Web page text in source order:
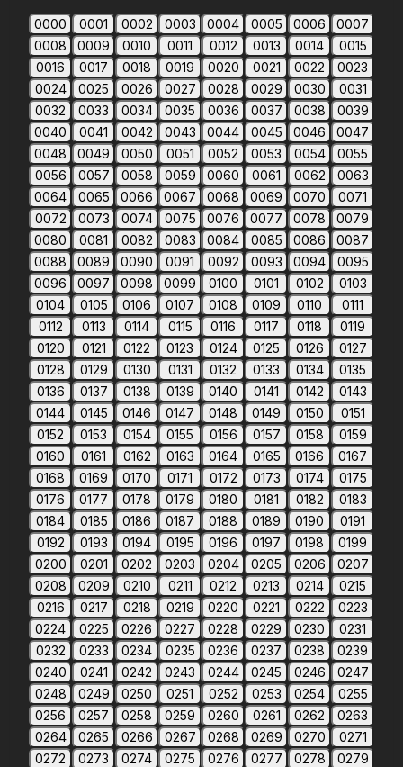
0000 0001 0002 0003 0004 0005 0006
0007
0008
0009 0010 0011 0012 0013 0014
0015
0016
0017 0018 0019 0020 0021 0022
0023
0024
0025 0026 0027 0028 0029 0030
0031
0032
0033 0034 0035 0036 0037 0038
0039
0040
0041 0042 0043 0044 0045 0046
0047
0048
0049 0050 0051 0052 0053 0054
0055
0056
0057 0058 0059 0060 0061 0062
0063
0064
0065 0066 0067 0068 0069 0070
0071
0072
0073 0074 0075 0076 0077 0078
0079
0080
0081 0082 0083 0084 0085 0086
0087
0088
0089 0090 0091 0092 0093 0094
0095
0096
0097 0098 0099 0100 0101 0102
0103
0104
0105 0106 0107 0108 0109 0110
0111
0112
0113 0114 0115 0116 0117 0118
0119
0120
0121 0122 0123 0124 0125 0126
0127
0128
0129 0130 0131 0132 0133 0134
0135
0136
0137 0138 0139 0140 0141 0142
0143
0144
0145 0146 0147 0148 0149 0150
0151
0152
0153 0154 0155 0156 0157 0158
0159
0160
0161 0162 0163 0164 0165 0166
0167
0168
0169 0170 0171 0172 0173 0174
0175
0176
0177 0178 0179 0180 0181 0182
0183
0184
0185 0186 0187 0188 0189 0190
0191
0192
0193 0194 0195 0196 0197 0198
0199
0200
0201 0202 0203 0204 0205 0206
0207
0208
0209 0210 0211 0212 0213 0214
0215
0216
0217 0218 0219 0220 0221 0222
0223
0224
0225 0226 0227 0228 0229 0230
0231
0232
0233 0234 0235 0236 0237 0238
0239
0240
0241 0242 0243 0244 0245 0246
0247
0248
0249 0250 0251 0252 0253 0254
0255
0256
0257 0258 0259 0260 0261 0262
0263
0264
0265 0266 0267 0268 0269 0270
0271
0272
0273 0274 0275 0276 0277 0278
0279